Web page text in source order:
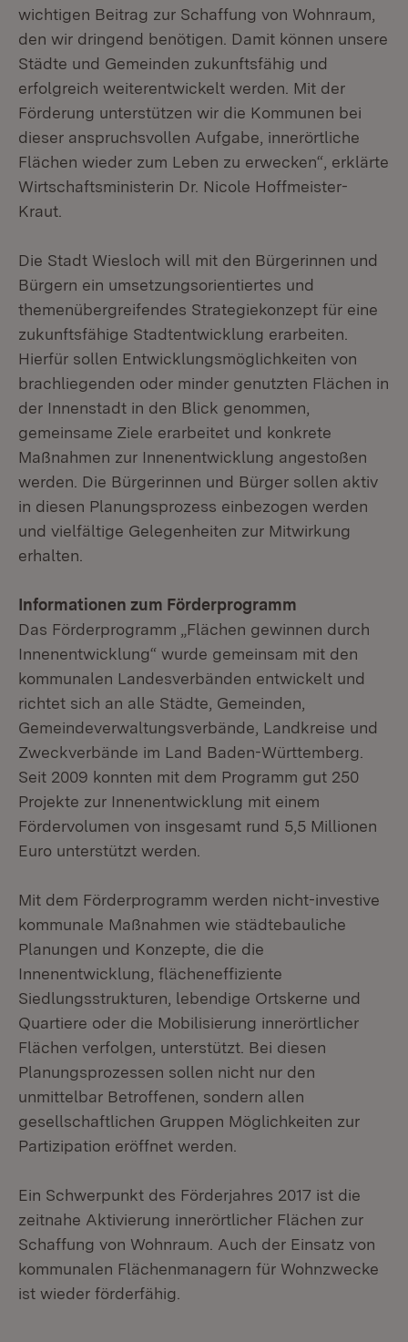
wichtigen Beitrag zur Schaffung von Wohnraum,
den wir dringend benötigen. Damit können unsere
Städte und Gemeinden zukunftsfähig und
erfolgreich weiterentwickelt werden. Mit der
Förderung unterstützen wir die Kommunen bei
dieser anspruchsvollen Aufgabe, innerörtliche
Flächen wieder zum Leben zu erwecken“, erklärte
Wirtschaftsministerin Dr. Nicole Hoffmeister-
Kraut.
Die Stadt Wiesloch will mit den Bürgerinnen und
Bürgern ein umsetzungsorientiertes und
themenübergreifendes Strategiekonzept für eine
zukunftsfähige Stadtentwicklung erarbeiten.
Hierfür sollen Entwicklungsmöglichkeiten von
brachliegenden oder minder genutzten Flächen in
der Innenstadt in den Blick genommen,
gemeinsame Ziele erarbeitet und konkrete
Maßnahmen zur Innenentwicklung angestoßen
werden. Die Bürgerinnen und Bürger sollen aktiv
in diesen Planungsprozess einbezogen werden
und vielfältige Gelegenheiten zur Mitwirkung
erhalten.
Informationen zum Förderprogramm
Das Förderprogramm „Flächen gewinnen durch
Innenentwicklung“ wurde gemeinsam mit den
kommunalen Landesverbänden entwickelt und
richtet sich an alle Städte, Gemeinden,
Gemeindeverwaltungsverbände, Landkreise und
Zweckverbände im Land Baden-Württemberg.
Seit 2009 konnten mit dem Programm gut 250
Projekte zur Innenentwicklung mit einem
Fördervolumen von insgesamt rund 5,5 Millionen
Euro unterstützt werden.
Mit dem Förderprogramm werden nicht-investive
kommunale Maßnahmen wie städtebauliche
Planungen und Konzepte, die die
Innenentwicklung, flächeneffiziente
Siedlungsstrukturen, lebendige Ortskerne und
Quartiere oder die Mobilisierung innerörtlicher
Flächen verfolgen, unterstützt. Bei diesen
Planungsprozessen sollen nicht nur den
unmittelbar Betroffenen, sondern allen
gesellschaftlichen Gruppen Möglichkeiten zur
Partizipation eröffnet werden.
Ein Schwerpunkt des Förderjahres 2017 ist die
zeitnahe Aktivierung innerörtlicher Flächen zur
Schaffung von Wohnraum. Auch der Einsatz von
kommunalen Flächenmanagern für Wohnzwecke
ist wieder förderfähig.